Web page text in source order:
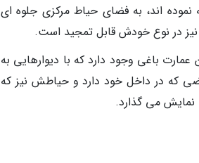
اند، به فضای حیاط مرکزی جلوه ای
در نوع خودش قابل تمجید است.
باغی وجود دارد که با دیوارهایی به
که در داخل خود دارد و حیاطش نیز که
نمایش می گذارد.